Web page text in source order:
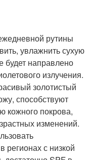
рутины
увлажнить сухую
будет направлено
излучения.
золотистый
способствуют
кожного покрова,
изменений.
регионах с низкой